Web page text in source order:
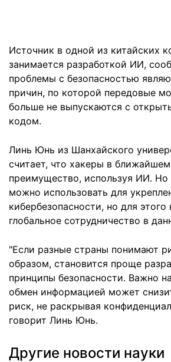
Источник в одной из китайских
занимается разработкой ИИ,
проблемы с безопасностью
причин, по которой передовые
больше не выпускаются с
кодом.
Линь Юнь из Шанхайского
считает, что хакеры в
преимущество, используя ИИ.
можно использовать для
кибербезопасности, но для
глобальное сотрудничество в
"Если разные страны понимают
образом, становится проще
принципы безопасности. Важно
обмен информацией может
риск, не раскрывая
говорит Линь Юнь.
Другие новости науки